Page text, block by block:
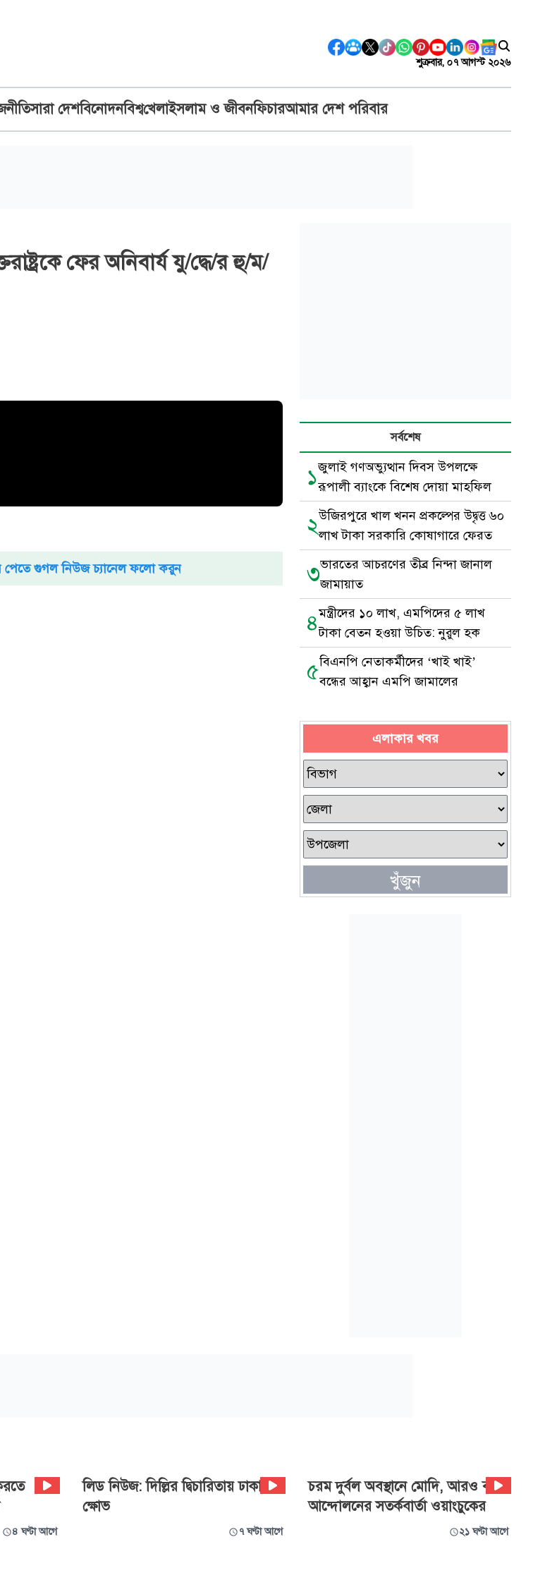
শুক্রবার, ০৭ আগস্ট ২০২৬
সারা দেশবিনোদনবিশ্বখেলাইসলাম ও জীবনফিচারআমার দেশ পরিবার
ফের অনিবার্য যু/দ্ধে/র হু/ম/
পেতে গুগল নিউজ চ্যানেল ফলো করুন
সর্বশেষ
১জুলাই গণঅভ্যুত্থান দিবস উপলক্ষে
রূপালী ব্যাংকে বিশেষ দোয়া মাহফিল
২উজিরপুরে খাল খনন প্রকল্পের উদ্বৃত্ত ৬০
লাখ টাকা সরকারি কোষাগারে ফেরত
৩ভারতের আচরণের তীব্র নিন্দা জানাল
জামায়াত
৪মন্ত্রীদের ১০ লাখ, এমপিদের ৫ লাখ
টাকা বেতন হওয়া উচিত: নুরুল হক
৫বিএনপি নেতাকর্মীদের ‘খাই খাই’
বন্ধের আহ্বান এমপি জামালের
এলাকার খবর
খুঁজুন
৪ ঘণ্টা আগে
লিড নিউজ: দিল্লির দ্বিচারিতায় ঢাকায়
ক্ষোভ
৭ ঘণ্টা আগে
চরম দুর্বল অবস্থানে মোদি, আরও বড়
আন্দোলনের সতর্কবার্তা ওয়াংচুকের
২১ ঘণ্টা আগে